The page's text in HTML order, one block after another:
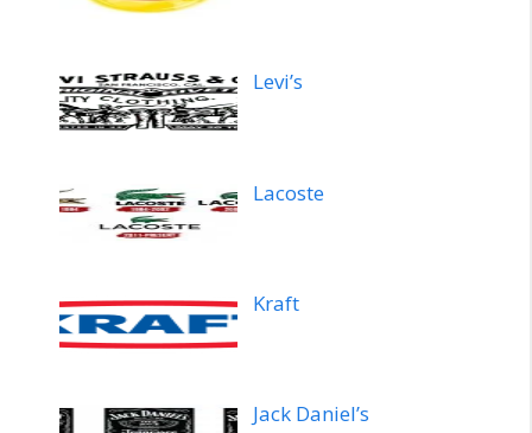
Levi’s
Lacoste
Kraft
Jack Daniel’s